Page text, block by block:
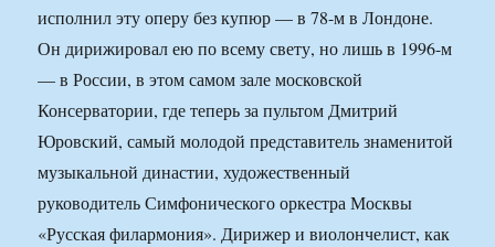
исполнил эту оперу без купюр — в 78-м в Лондоне.
Он дирижировал ею по всему свету, но лишь в 1996-м
— в России, в этом самом зале московской
Консерватории, где теперь за пультом Дмитрий
Юровский, самый молодой представитель знаменитой
музыкальной династии, художественный
руководитель Симфонического оркестра Москвы
«Русская филармония». Дирижер и виолончелист, как